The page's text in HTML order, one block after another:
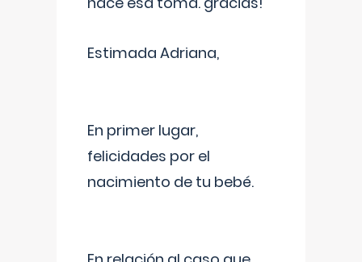
Estimada Adriana,
En primer lugar,
felicidades por el
nacimiento de tu bebé.